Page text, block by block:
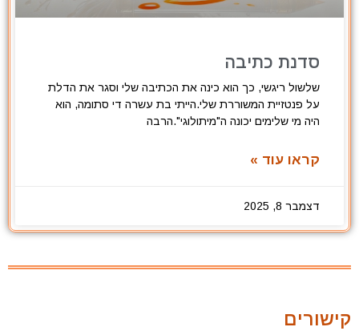
סדנת כתיבה
שלשול ריגשי, כך הוא כינה את הכתיבה שלי וסגר את הדלת
על פנטזיית המשוררת שלי.הייתי בת עשרה די סתומה, הוא
היה מי שלימים יכונה ה"מיתולוגי".הרבה
קראו עוד »
דצמבר 8, 2025
קישורים